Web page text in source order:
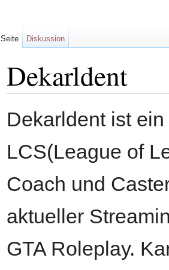
Dekarldent
Dekarldent ist
LCS(League of
Coach und
aktueller
GTA Roleplay.
Seite Diskussion